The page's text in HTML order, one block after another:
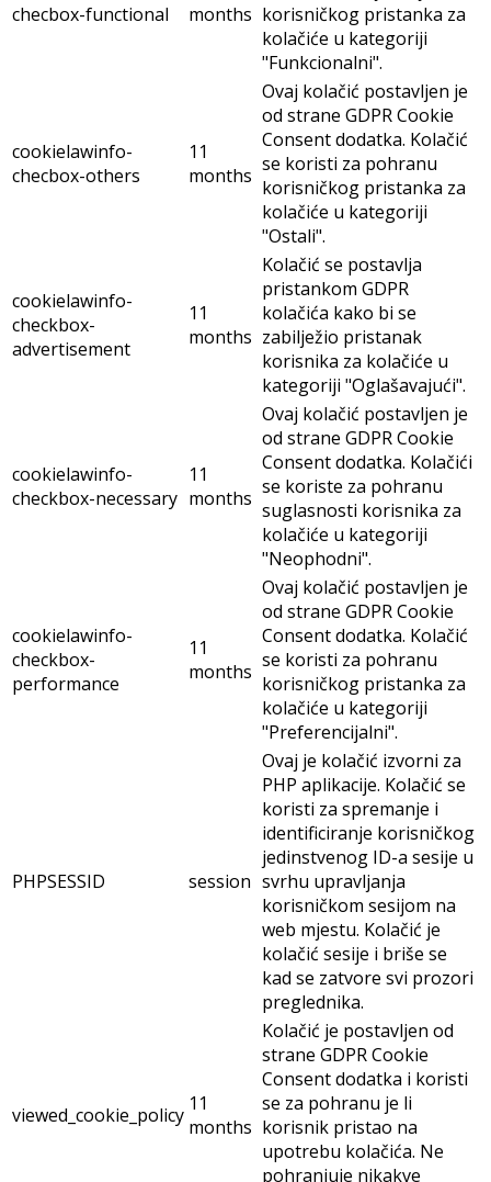
checbox-functional
months korisničkog pristanka za
kolačiće u kategoriji
"Funkcionalni".
cookielawinfo-
checbox-others
11
months
Ovaj kolačić postavljen je
od strane GDPR Cookie
Consent dodatka. Kolačić
se koristi za pohranu
korisničkog pristanka za
kolačiće u kategoriji
"Ostali".
cookielawinfo-
checkbox-
advertisement
11
months
Kolačić se postavlja
pristankom GDPR
kolačića kako bi se
zabilježio pristanak
korisnika za kolačiće u
kategoriji "Oglašavajući".
cookielawinfo-
checkbox-necessary
11
months
Ovaj kolačić postavljen je
od strane GDPR Cookie
Consent dodatka. Kolačići
se koriste za pohranu
suglasnosti korisnika za
kolačiće u kategoriji
"Neophodni".
cookielawinfo-
checkbox-
performance
11
months
Ovaj kolačić postavljen je
od strane GDPR Cookie
Consent dodatka. Kolačić
se koristi za pohranu
korisničkog pristanka za
kolačiće u kategoriji
"Preferencijalni".
PHPSESSID session
Ovaj je kolačić izvorni za
PHP aplikacije. Kolačić se
koristi za spremanje i
identificiranje korisničkog
jedinstvenog ID-a sesije u
svrhu upravljanja
korisničkom sesijom na
web mjestu. Kolačić je
kolačić sesije i briše se
kad se zatvore svi prozori
preglednika.
viewed_cookie_policy 11
months
Kolačić je postavljen od
strane GDPR Cookie
Consent dodatka i koristi
se za pohranu je li
korisnik pristao na
upotrebu kolačića. Ne
pohranjuje nikakve